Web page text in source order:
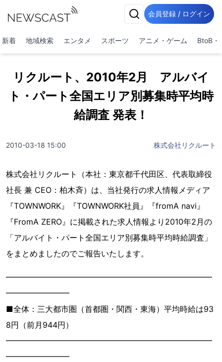
会員登録 / ログイン
新着 地域検索 エンタメ スポーツ アニメ・ゲーム BtoB・
リクルート、2010年2月 アルバイ
ト・パート全国エリア別募集時平均時
給調査 発表！
2010-03-18 15:00 株式会社リクルート
株式会社リクルート（本社：東京都千代田区、代表取締役
社長 兼 CEO：柏木斉）は、当社発行の求人情報メディア
『TOWNWORK』『TOWNWORK社員』『fromA navi』
『FromA ZERO』に掲載された求人情報より2010年2月の
「アルバイト・パート全国エリア別募集時平均時給調査」
をまとめましたのでご報告いたします。
━━━━━━━━━━━━━━━━━━━━━━━━━━
━━━━━━━━
■全体：三大都市圏（首都圏・関西・東海）平均時給は93
8円（前月944円）
━━━━━━━━━━━━━━━━━━━━━━━━━━
━━━━━━━━